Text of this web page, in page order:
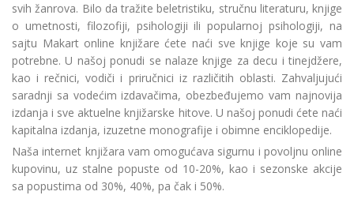
svih žanrova. Bilo da tražite beletristiku, stručnu literaturu, knjige
o umetnosti, filozofiji, psihologiji ili popularnoj psihologiji, na
sajtu Makart online knjižare ćete naći sve knjige koje su vam
potrebne. U našoj ponudi se nalaze knjige za decu i tinejdžere,
kao i rečnici, vodiči i priručnici iz različitih oblasti. Zahvaljujući
saradnji sa vodećim izdavačima, obezbeđujemo vam najnovija
izdanja i sve aktuelne knjižarske hitove. U našoj ponudi ćete naći
kapitalna izdanja, izuzetne monografije i obimne enciklopedije.
Naša internet knjižara vam omogućava sigurnu i povoljnu online
kupovinu, uz stalne popuste od 10-20%, kao i sezonske akcije
sa popustima od 30%, 40%, pa čak i 50%.